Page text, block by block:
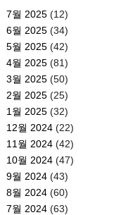
7월 2025(12)
6월 2025(34)
5월 2025(42)
4월 2025(81)
3월 2025(50)
2월 2025(25)
1월 2025(32)
12월 2024(22)
11월 2024(42)
10월 2024(47)
9월 2024(43)
8월 2024(60)
7월 2024(63)